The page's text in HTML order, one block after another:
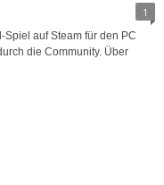
1
auf Steam für den PC
die Community. Über